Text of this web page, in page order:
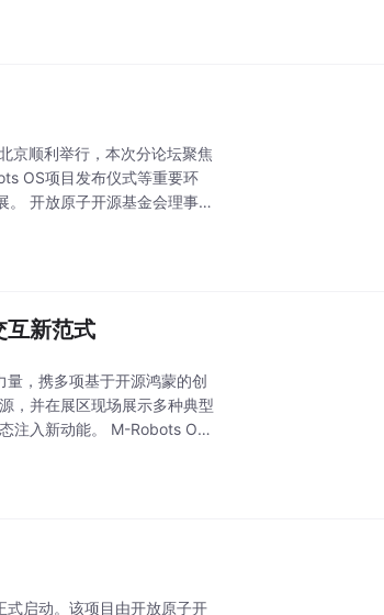
京顺利举行，本次分论坛聚焦
OS项目发布仪式等重要环
事长
新范式
，携多项基于开源鸿蒙的创
，并在展区现场展示多种典型
M-Robots OS
启动。该项目由开放原子开